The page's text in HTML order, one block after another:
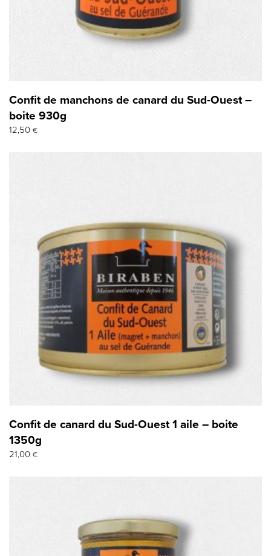
Confit de manchons de canard du Sud-Ouest –
boite 930g
12,50 €
Confit de canard du Sud-Ouest 1 aile – boite
1350g
21,00 €